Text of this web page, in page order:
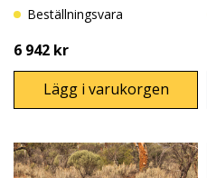
Beställningsvara
6 942 kr
Lägg i varukorgen